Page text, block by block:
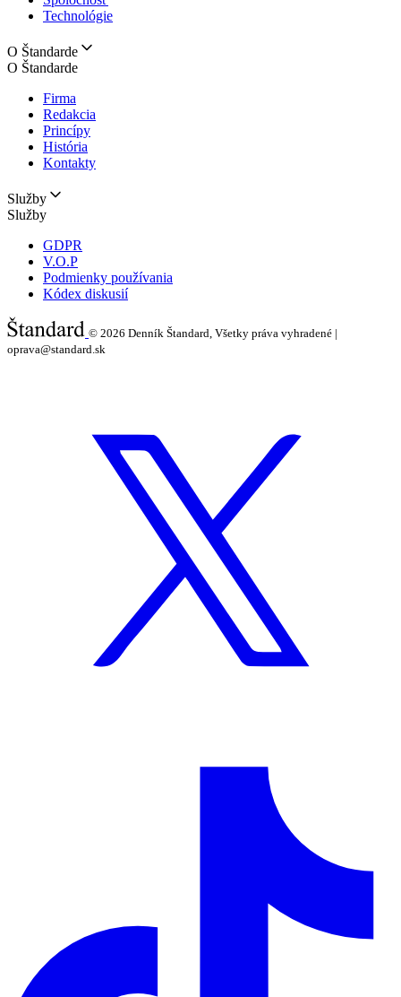
Technológie
O Štandarde
O Štandarde
Firma
Redakcia
Princípy
História
Kontakty
Služby
Služby
GDPR
V.O.P
Podmienky používania
Kódex diskusií
© 2026 Denník Štandard, Všetky práva vyhradené |
oprava@standard.sk